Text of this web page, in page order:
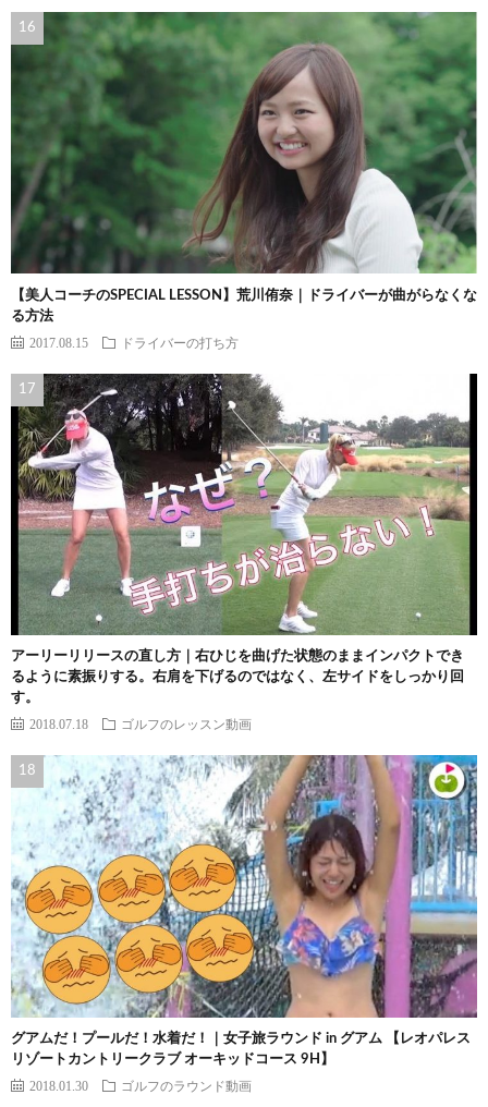
【美人コーチのSPECIAL LESSON】荒川侑奈｜ドライバーが曲がらなくな
る方法
2017.08.15 ドライバーの打ち方
アーリーリリースの直し方｜右ひじを曲げた状態のままインパクトでき
るように素振りする。右肩を下げるのではなく、左サイドをしっかり回
す。
2018.07.18 ゴルフのレッスン動画
グアムだ！プールだ！水着だ！｜女子旅ラウンド in グアム 【レオパレス
リゾートカントリークラブ オーキッドコース 9H】
2018.01.30 ゴルフのラウンド動画